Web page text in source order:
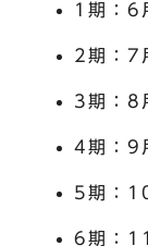
1期：6
2期：7
3期：8
4期：9
5期：
6期：